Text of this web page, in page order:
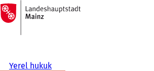
İçeriğe atla
Ana
sayfaya
Yerel hukuk